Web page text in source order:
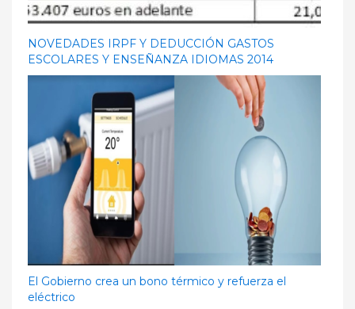
NOVEDADES IRPF Y DEDUCCIÓN GASTOS
ESCOLARES Y ENSEÑANZA IDIOMAS 2014
El Gobierno crea un bono térmico y refuerza el
eléctrico